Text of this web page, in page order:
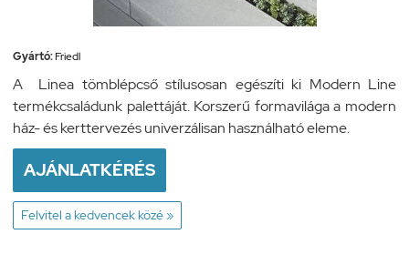
Gyártó:Friedl
A Linea tömblépcső stílusosan egészíti ki Modern Line
termékcsaládunk palettáját. Korszerű formavilága a modern
ház- és kerttervezés univerzálisan használható eleme.
AJÁNLATKÉRÉS
Felvitel a kedvencek közé »